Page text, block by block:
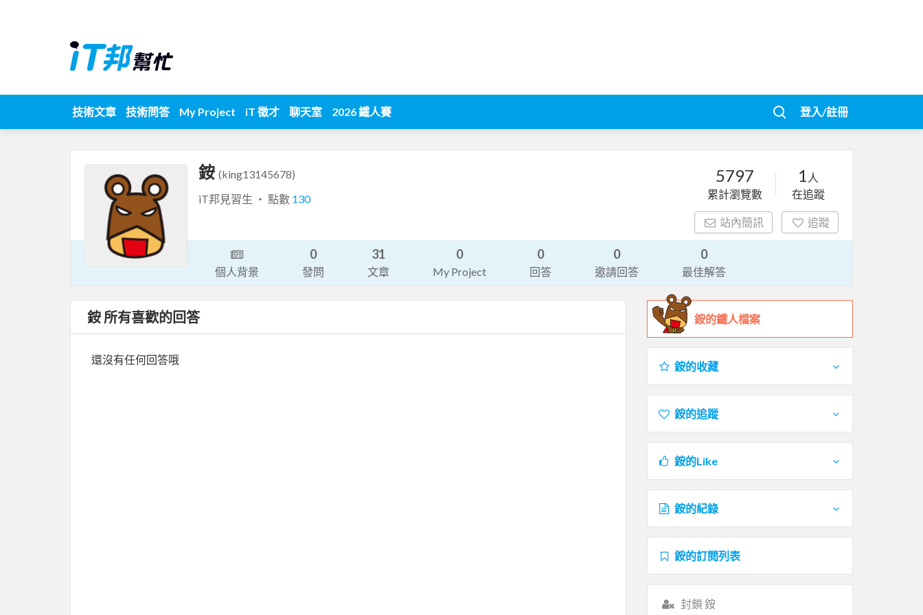
技術文章 技術問答 My Project iT 徵才 聊天室 2026 鐵人賽 登入/註冊
銨 (king13145678)
iT邦見習生 ‧ 點數 130
5797
累計瀏覽數
1 人
在追蹤
站內簡訊 追蹤
個人背景
0
發問
31
文章
0
My Project
0
回答
0
邀請回答
0
最佳解答
銨 所有喜歡的回答
還沒有任何回答哦
銨的鐵人檔案
銨的收藏
銨的追蹤
銨的Like
銨的紀錄
銨的訂閱列表
封鎖 銨